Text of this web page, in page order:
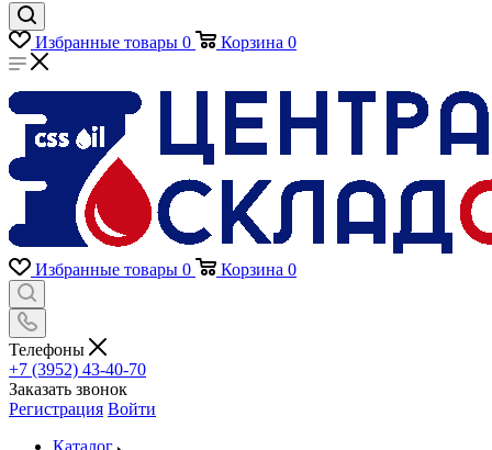
Избранные товары 0 Корзина 0
Избранные товары 0 Корзина 0
Телефоны
+7 (3952) 43-40-70
Заказать звонок
Регистрация Войти
Каталог